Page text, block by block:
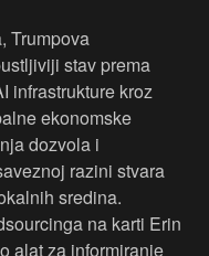
Trumpova
stav prema
infrastrukture kroz
ekonomske
dozvola i
razini stvara
sredina.
na karti Erin
alat za informiranje